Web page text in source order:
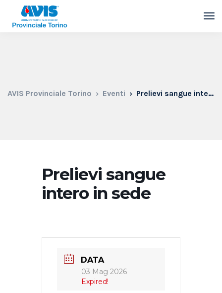
AVIS Provinciale Torino Eventi Prelievi sangue intero in sede
Prelievi sangue
intero in sede
DATA
03 Mag 2026
Expired!